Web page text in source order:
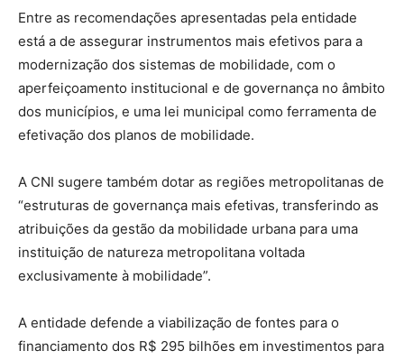
Entre as recomendações apresentadas pela entidade
está a de assegurar instrumentos mais efetivos para a
modernização dos sistemas de mobilidade, com o
aperfeiçoamento institucional e de governança no âmbito
dos municípios, e uma lei municipal como ferramenta de
efetivação dos planos de mobilidade.
A CNI sugere também dotar as regiões metropolitanas de
“estruturas de governança mais efetivas, transferindo as
atribuições da gestão da mobilidade urbana para uma
instituição de natureza metropolitana voltada
exclusivamente à mobilidade”.
A entidade defende a viabilização de fontes para o
financiamento dos R$ 295 bilhões em investimentos para